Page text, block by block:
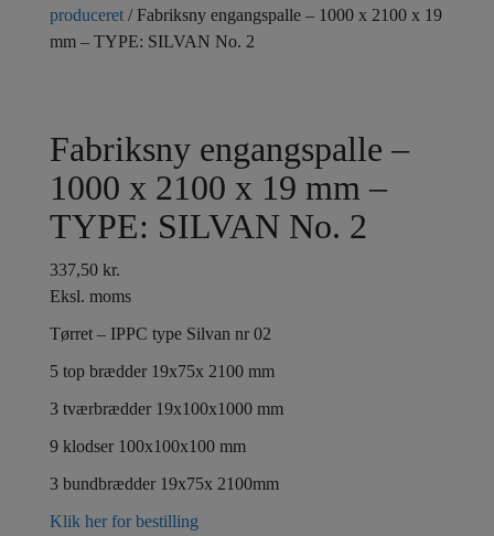
produceret / Fabriksny engangspalle – 1000 x 2100 x 19
mm – TYPE: SILVAN No. 2
Fabriksny engangspalle –
1000 x 2100 x 19 mm –
TYPE: SILVAN No. 2
337,50 kr.
Eksl. moms
Tørret – IPPC type Silvan nr 02
5 top brædder 19x75x 2100 mm
3 tværbrædder 19x100x1000 mm
9 klodser 100x100x100 mm
3 bundbrædder 19x75x 2100mm
Klik her for bestilling